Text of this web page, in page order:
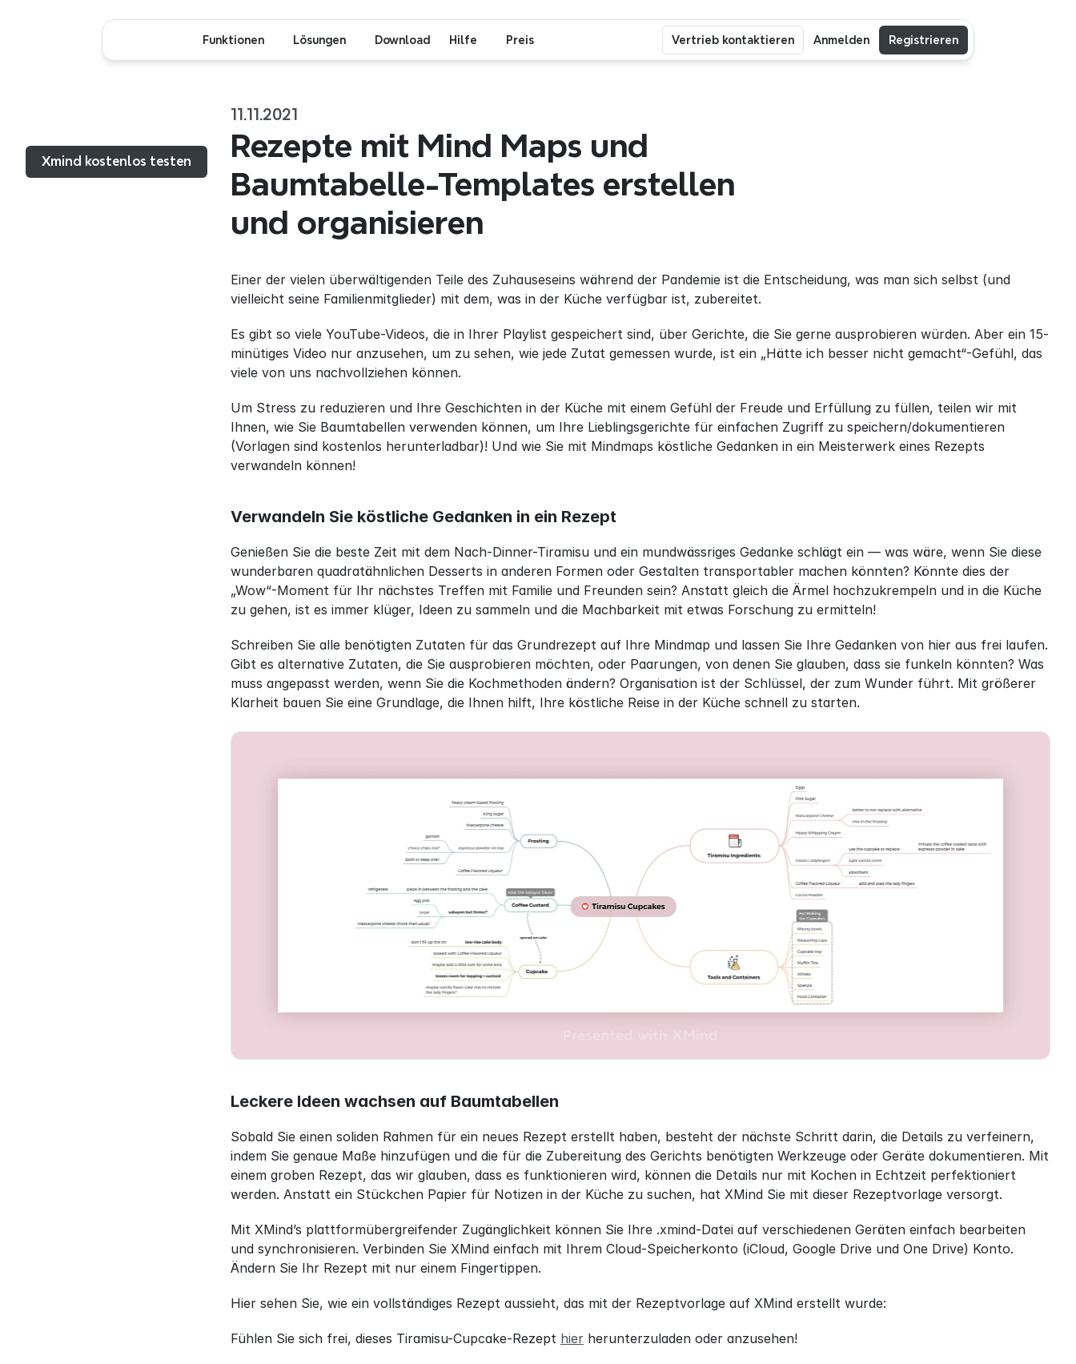
Xmind kostenlos testen
11.11.2021
Rezepte mit Mind Maps und
Baumtabelle-Templates erstellen
und organisieren
Einer der vielen überwältigenden Teile des Zuhauseseins während der Pandemie ist die Entscheidung, was man sich selbst (und
vielleicht seine Familienmitglieder) mit dem, was in der Küche verfügbar ist, zubereitet.
Es gibt so viele YouTube-Videos, die in Ihrer Playlist gespeichert sind, über Gerichte, die Sie gerne ausprobieren würden. Aber ein 15-
minütiges Video nur anzusehen, um zu sehen, wie jede Zutat gemessen wurde, ist ein „Hätte ich besser nicht gemacht“-Gefühl, das
viele von uns nachvollziehen können.
Um Stress zu reduzieren und Ihre Geschichten in der Küche mit einem Gefühl der Freude und Erfüllung zu füllen, teilen wir mit
Ihnen, wie Sie Baumtabellen verwenden können, um Ihre Lieblingsgerichte für einfachen Zugriff zu speichern/dokumentieren
(Vorlagen sind kostenlos herunterladbar)! Und wie Sie mit Mindmaps köstliche Gedanken in ein Meisterwerk eines Rezepts
verwandeln können!
Verwandeln Sie köstliche Gedanken in ein Rezept
Genießen Sie die beste Zeit mit dem Nach-Dinner-Tiramisu und ein mundwässriges Gedanke schlägt ein — was wäre, wenn Sie diese
wunderbaren quadratähnlichen Desserts in anderen Formen oder Gestalten transportabler machen könnten? Könnte dies der
„Wow“-Moment für Ihr nächstes Treffen mit Familie und Freunden sein? Anstatt gleich die Ärmel hochzukrempeln und in die Küche
zu gehen, ist es immer klüger, Ideen zu sammeln und die Machbarkeit mit etwas Forschung zu ermitteln!
Schreiben Sie alle benötigten Zutaten für das Grundrezept auf Ihre Mindmap und lassen Sie Ihre Gedanken von hier aus frei laufen.
Gibt es alternative Zutaten, die Sie ausprobieren möchten, oder Paarungen, von denen Sie glauben, dass sie funkeln könnten? Was
muss angepasst werden, wenn Sie die Kochmethoden ändern? Organisation ist der Schlüssel, der zum Wunder führt. Mit größerer
Klarheit bauen Sie eine Grundlage, die Ihnen hilft, Ihre köstliche Reise in der Küche schnell zu starten.
Leckere Ideen wachsen auf Baumtabellen
Sobald Sie einen soliden Rahmen für ein neues Rezept erstellt haben, besteht der nächste Schritt darin, die Details zu verfeinern,
indem Sie genaue Maße hinzufügen und die für die Zubereitung des Gerichts benötigten Werkzeuge oder Geräte dokumentieren. Mit
einem groben Rezept, das wir glauben, dass es funktionieren wird, können die Details nur mit Kochen in Echtzeit perfektioniert
werden. Anstatt ein Stückchen Papier für Notizen in der Küche zu suchen, hat XMind Sie mit dieser Rezeptvorlage versorgt.
Mit XMind’s plattformübergreifender Zugänglichkeit können Sie Ihre .xmind-Datei auf verschiedenen Geräten einfach bearbeiten
und synchronisieren. Verbinden Sie XMind einfach mit Ihrem Cloud-Speicherkonto (iCloud, Google Drive und One Drive) Konto.
Ändern Sie Ihr Rezept mit nur einem Fingertippen.
Hier sehen Sie, wie ein vollständiges Rezept aussieht, das mit der Rezeptvorlage auf XMind erstellt wurde:
Fühlen Sie sich frei, dieses Tiramisu-Cupcake-Rezept hier herunterzuladen oder anzusehen!
Funktionen Lösungen Download Hilfe Preis Vertrieb kontaktieren Anmelden Registrieren